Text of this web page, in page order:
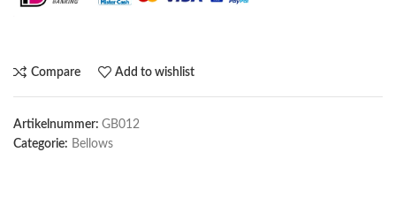
Compare Add to wishlist
Artikelnummer: GB012
Categorie: Bellows